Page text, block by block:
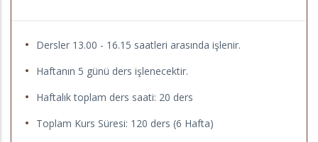
Dersler 13.00 - 16.15 saatleri arasında işlenir.
Haftanın 5 günü ders işlenecektir.
Haftalık toplam ders saati: 20 ders
Toplam Kurs Süresi: 120 ders (6 Hafta)